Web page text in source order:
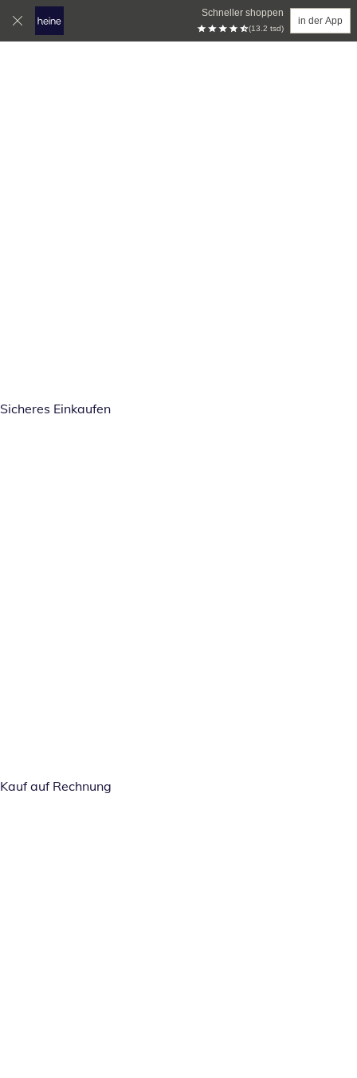
Schneller shoppen
(13.2 tsd)
in der App
Sicheres Einkaufen
Kauf auf Rechnung